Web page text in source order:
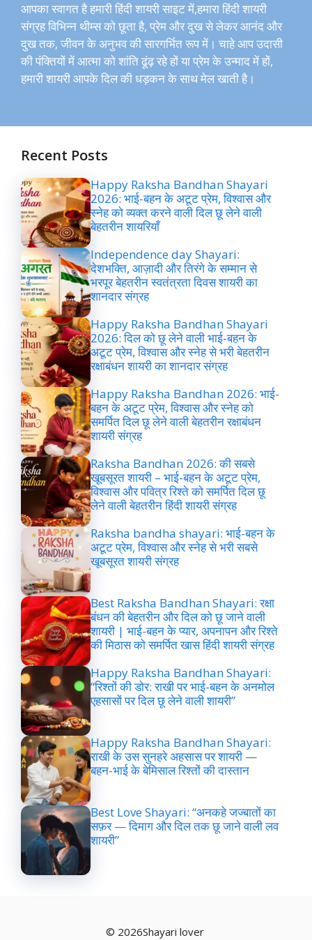
आपका स्वागत है हमारी हिंदी शायरी साइट में,हमारा हिंदी शायरी
संग्रह विभिन्न थीम्स को छूता है, प्रेम और दुख से लेकर आनंद और
दुख तक, जीवन के अनुभव की सारगर्भित रूप में। चाहे आप उदासी
की पंक्तियों में आत्मा को शांति ढूंढ़ रहे हों या प्रेम के उन्माद में हों,
हमारी शायरी आपके दिल की धड़कन के साथ मेल खाती है।
Recent Posts
Happy Raksha Bandhan Shayari
2026: भाई-बहन के अटूट प्रेम, विश्वास और
स्नेह को व्यक्त करने वाली दिल छू लेने वाली
बेहतरीन शायरियाँ
Independence day Shayari:
देशभक्ति, आज़ादी और तिरंगे के सम्मान से
भरपूर बेहतरीन स्वतंत्रता दिवस शायरी का
शानदार संग्रह
Happy Raksha Bandhan Shayari
2026: दिल को छू लेने वाली भाई-बहन के
अटूट प्रेम, विश्वास और स्नेह से भरी बेहतरीन
रक्षाबंधन शायरी का शानदार संग्रह
Happy Raksha Bandhan 2026: भाई-
बहन के अटूट प्रेम, विश्वास और स्नेह को
समर्पित दिल छू लेने वाली बेहतरीन रक्षाबंधन
शायरी संग्रह
Raksha Bandhan 2026: की सबसे
खूबसूरत शायरी – भाई-बहन के अटूट प्रेम,
विश्वास और पवित्र रिश्ते को समर्पित दिल छू
लेने वाली बेहतरीन हिंदी शायरी संग्रह
Raksha bandha shayari: भाई-बहन के
अटूट प्रेम, विश्वास और स्नेह से भरी सबसे
खूबसूरत शायरी संग्रह
Best Raksha Bandhan Shayari: रक्षा
बंधन की बेहतरीन और दिल को छू जाने वाली
शायरी | भाई-बहन के प्यार, अपनापन और रिश्ते
की मिठास को समर्पित खास हिंदी शायरी संग्रह
Happy Raksha Bandhan Shayari:
“रिश्तों की डोर: राखी पर भाई-बहन के अनमोल
एहसासों पर दिल छू लेने वाली शायरी”
Happy Raksha Bandhan Shayari:
राखी के उस सुनहरे अहसास पर शायरी —
बहन-भाई के बेमिसाल रिश्तों की दास्तान
Best Love Shayari: “अनकहे जज्बातों का
सफ़र — दिमाग और दिल तक छू जाने वाली लव
शायरी”
© 2026Shayari lover